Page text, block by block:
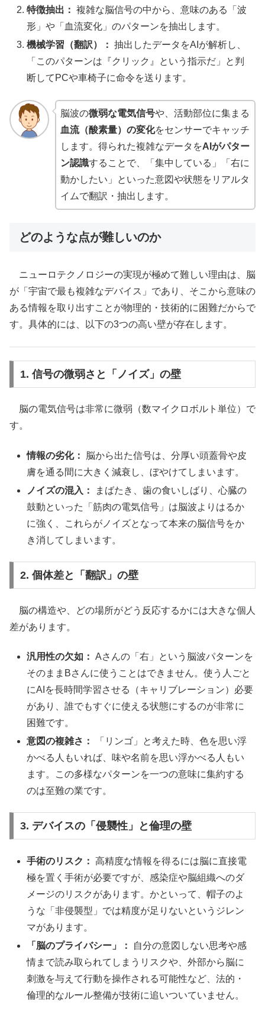
特徴抽出： 複雑な脳信号の中から、意味のある「波
形」や「血流変化」のパターンを抽出します。
機械学習（翻訳）： 抽出したデータをAIが解析し、
「このパターンは『クリック』という指示だ」と判
断してPCや車椅子に命令を送ります。
脳波の微弱な電気信号や、活動部位に集まる
血流（酸素量）の変化をセンサーでキャッチ
します。得られた複雑なデータをAIがパター
ン認識することで、「集中している」「右に
動かしたい」といった意図や状態をリアルタ
イムで翻訳・抽出します。
どのような点が難しいのか
ニューロテクノロジーの実現が極めて難しい理由は、脳
が「宇宙で最も複雑なデバイス」であり、そこから意味の
ある情報を取り出すことが物理的・技術的に困難だからで
す。具体的には、以下の3つの高い壁が存在します。
1. 信号の微弱さと「ノイズ」の壁
脳の電気信号は非常に微弱（数マイクロボルト単位）で
す。
情報の劣化：
脳から出た信号は、分厚い頭蓋骨や皮
膚を通る間に大きく減衰し、ぼやけてしまいます。
ノイズの混入：
まばたき、歯の食いしばり、心臓の
鼓動といった「筋肉の電気信号」は脳波よりはるか
に強く、これらがノイズとなって本来の脳信号をか
き消してしまいます。
2. 個体差と「翻訳」の壁
脳の構造や、どの場所がどう反応するかには大きな個人
差があります。
汎用性の欠如： Aさんの「右」という脳波パターンを
そのままBさんに使うことはできません。使う人ごと
にAIを長時間学習させる（キャリブレーション）必要
があり、誰でもすぐに使える状態にするのが非常に
困難です。
意図の複雑さ：
「リンゴ」と考えた時、色を思い浮
かべる人もいれば、味や名前を思い浮かべる人もい
ます。この多様なパターンを一つの意味に集約する
のは至難の業です。
3. デバイスの「侵襲性」と倫理の壁
手術のリスク： 高精度な情報を得るには脳に直接電
極を置く手術が必要ですが、感染症や脳組織へのダ
メージのリスクがあります。かといって、帽子のよ
うな「非侵襲型」では精度が足りないというジレン
マがあります。
「脳のプライバシー」：
自分の意図しない思考や感
情まで読み取られてしまうリスクや、外部から脳に
刺激を与えて行動を操作される可能性など、法的・
倫理的なルール整備が技術に追いついていません。